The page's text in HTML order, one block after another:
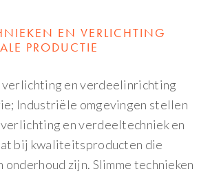
EN VERLICHTING
PRODUCTIE
en verdeelinrichting
Industriële omgevingen stellen
verlichting en verdeeltechniek en
bij kwaliteitsproducten die
onderhoud zijn. Slimme technieken